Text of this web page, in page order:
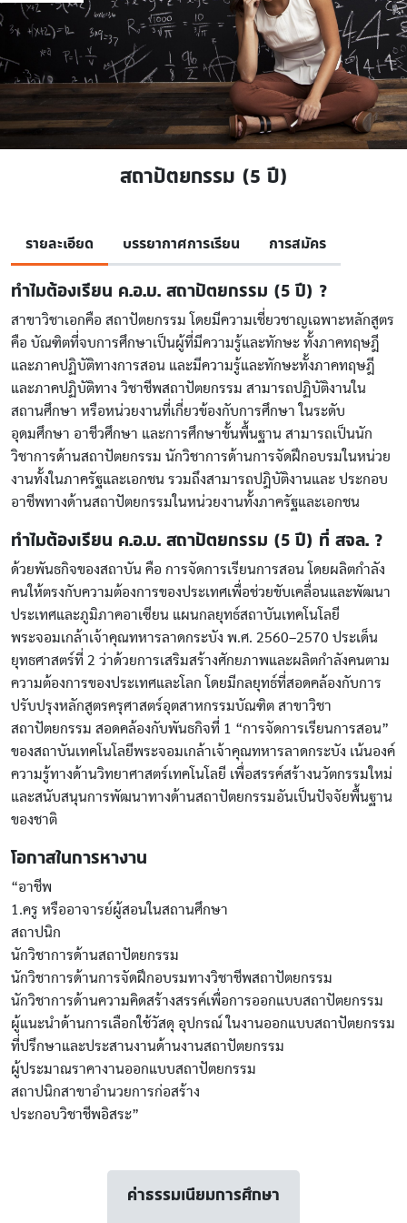
สถาปัตยกรรม (5 ปี)
รายละเอียด บรรยากาศการเรียน การสมัคร
ทำไมต้องเรียน ค.อ.บ. สถาปัตยกรรม (5 ปี) ?
สาขาวิชาเอกคือ สถาปัตยกรรม โดยมีความเชี่ยวชาญเฉพาะหลักสูตร
คือ บัณฑิตที่จบการศึกษาเป็นผู้ที่มีความรู้และทักษะ ทั้งภาคทฤษฎี
และภาคปฏิบัติทางการสอน และมีความรู้และทักษะทั้งภาคทฤษฎี
และภาคปฏิบัติทาง วิชาชีพสถาปัตยกรรม สามารถปฏิบัติงานใน
สถานศึกษา หรือหน่วยงานที่เกี่ยวข้องกับการศึกษา ในระดับ
อุดมศึกษา อาชีวศึกษา และการศึกษาขั้นพื้นฐาน สามารถเป็นนัก
วิชาการด้านสถาปัตยกรรม นักวิชาการด้านการจัดฝึกอบรมในหน่วย
งานทั้งในภาครัฐและเอกชน รวมถึงสามารถปฎิบัติงานและ ประกอบ
อาชีพทางด้านสถาปัตยกรรมในหน่วยงานทั้งภาครัฐและเอกชน
ทำไมต้องเรียน ค.อ.บ. สถาปัตยกรรม (5 ปี) ที่ สจล. ?
ด้วยพันธกิจของสถาบัน คือ การจัดการเรียนการสอน โดยผลิตกำลัง
คนให้ตรงกับความต้องการของประเทศเพื่อช่วยขับเคลื่อนและพัฒนา
ประเทศและภูมิภาคอาเซียน แผนกลยุทธ์สถาบันเทคโนโลยี
พระจอมเกล้าเจ้าคุณทหารลาดกระบัง พ.ศ. 2560–2570 ประเด็น
ยุทธศาสตร์ที่ 2 ว่าด้วยการเสริมสร้างศักยภาพและผลิตกำลังคนตาม
ความต้องการของประเทศและโลก โดยมีกลยุทธ์ที่สอดคล้องกับการ
ปรับปรุงหลักสูตรครุศาสตร์อุตสาหกรรมบัณฑิต สาขาวิชา
สถาปัตยกรรม สอดคล้องกับพันธกิจที่ 1 “การจัดการเรียนการสอน”
ของสถาบันเทคโนโลยีพระจอมเกล้าเจ้าคุณทหารลาดกระบัง เน้นองค์
ความรู้ทางด้านวิทยาศาสตร์เทคโนโลยี เพื่อสรรค์สร้างนวัตกรรมใหม่
และสนับสนุนการพัฒนาทางด้านสถาปัตยกรรมอันเป็นปัจจัยพื้นฐาน
ของชาติ
โอกาสในการหางาน
“อาชีพ
1.ครู หรืออาจารย์ผู้สอนในสถานศึกษา
สถาปนิก
นักวิชาการด้านสถาปัตยกรรม
นักวิชาการด้านการจัดฝึกอบรมทางวิชาชีพสถาปัตยกรรม
นักวิชาการด้านความคิดสร้างสรรค์เพื่อการออกแบบสถาปัตยกรรม
ผู้แนะนำด้านการเลือกใช้วัสดุ อุปกรณ์ ในงานออกแบบสถาปัตยกรรม
ที่ปรึกษาและประสานงานด้านงานสถาปัตยกรรม
ผู้ประมาณราคางานออกแบบสถาปัตยกรรม
สถาปนิกสาขาอำนวยการก่อสร้าง
ประกอบวิชาชีพอิสระ”
ค่าธรรมเนียมการศึกษา